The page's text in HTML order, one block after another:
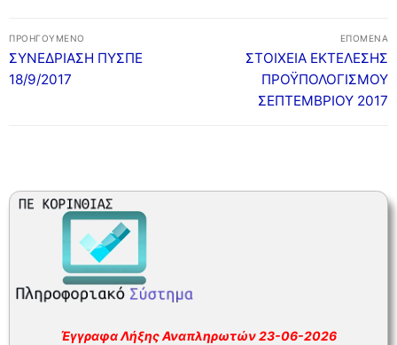
ΙΔΡΥΜΕΝΟ ΤΜΗΜΑ ΕΝΤΑΞΗΣ
ΟΡΙΣΜΟΣ ΓΙΑ ΛΕΙΤΟΥΡΓΙΑ ΔΥΕΠ
ΕΚΔΡΟΜΕΣ
ΝΟΜΟΘΕΣΙΑ
ΠΡΟΣΚΛΗΣΗ ΕΚΔΗΛΩΣΗΣ ΕΝΔΙΑΦΕΡΟΝΤΟΣ
ΣΥΧΝΕΣ ΕΡΩΤΗΣΕΙΣ ΓΙΑ ΙΔΙΩΤΙΚΗ ΕΚΠΑΙΔΕΥΣΗ –
ΕΚΔΡΟΜΕΣ
ΣΧΟΛΙΚΗ ΚΟΛΥΜΒΗΣΗ
ΥΠΕΡΑΡΙΘΜΙΕΣ
ΝΟΜΟΘΕΣΙΑ
ΠΡΟΥΠΟΛΟΓΙΣΜΟΣ
ΕΠΙΚΟΙΝΩΝΙΑ
ΣΥΧΝΕΣ ΕΡΩΤΗΣΕΙΣ – ΤΜΗΜΑ ΟΙΚΟΝΟΜΙΚΟΥ
ΣΥΧΝΕΣ ΕΡΩΤΗΣΕΙΣ – ΤΜΗΜΑ ΠΡΟΣΩΠΙΚΟΥ
Πλοήγηση
άρθρων
ΠΡΟΗΓΟΎΜΕΝΟ
Προηγούμενο
άρθρο:
ΣΥΝΕΔΡΙΑΣΗ ΠΥΣΠΕ
18/9/2017
ΕΠΌΜΕΝΑ
Επόμενο
άρθρο:
ΣΤΟΙΧΕΙΑ ΕΚΤΕΛΕΣΗΣ
ΠΡΟΫΠΟΛΟΓΙΣΜΟΥ
ΣΕΠΤΕΜΒΡΙΟΥ 2017
Έγγραφα Λήξης Αναπληρωτών 23-06-2026